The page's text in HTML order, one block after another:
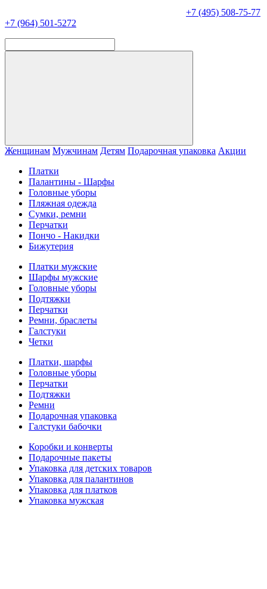
+7 (495) 508-75-77
+7 (964) 501-5272
Женщинам Мужчинам Детям Подарочная упаковка Акции
Платки
Палантины - Шарфы
Головные уборы
Пляжная одежда
Сумки, ремни
Перчатки
Пончо - Накидки
Бижутерия
Платки мужские
Шарфы мужские
Головные уборы
Подтяжки
Перчатки
Ремни, браслеты
Галстуки
Четки
Платки, шарфы
Головные уборы
Перчатки
Подтяжки
Ремни
Подарочная упаковка
Галстуки бабочки
Коробки и конверты
Подарочные пакеты
Упаковка для детских товаров
Упаковка для палантинов
Упаковка для платков
Упаковка мужская